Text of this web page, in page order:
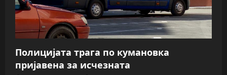
Полицијата трага пo кумановка
пријавена за исчезната